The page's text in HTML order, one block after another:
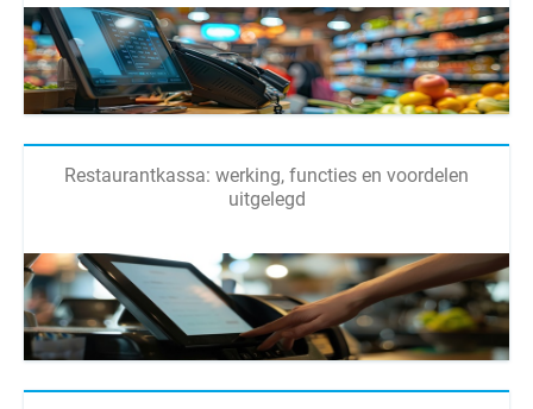
Restaurantkassa: werking, functies en voordelen
uitgelegd